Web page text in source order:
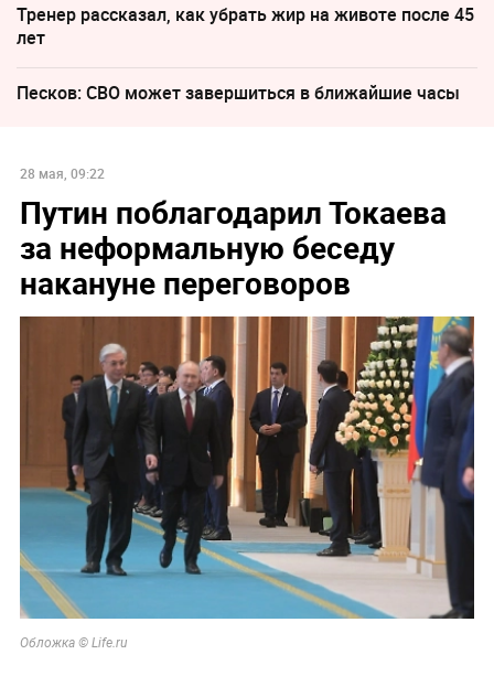
Тренер рассказал, как убрать жир на животе после 45
лет
Песков: СВО может завершиться в ближайшие часы
28 мая, 09:22
Путин поблагодарил Токаева
за неформальную беседу
накануне переговоров
Обложка © Life.ru